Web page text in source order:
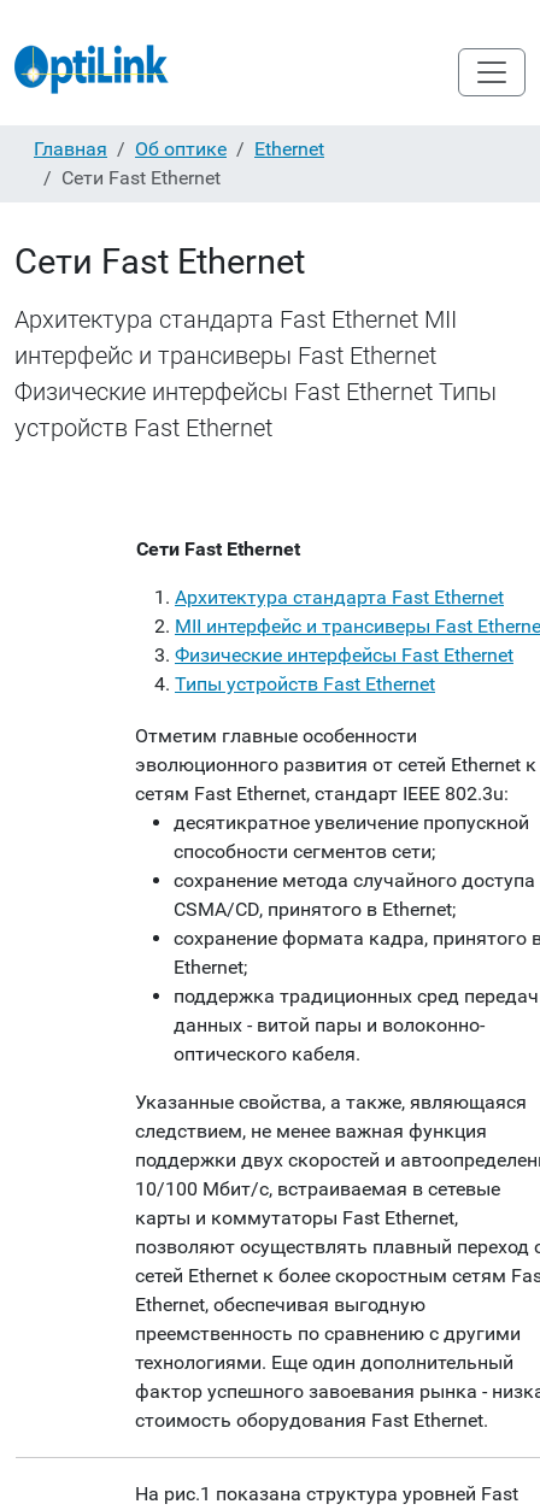
Главная Об оптике
Ethernet
Сети Fast Ethernet
Сети Fast Ethernet
Архитектура стандарта Fast Ethernet MII
интерфейс и трансиверы Fast Ethernet
Физические интерфейсы Fast Ethernet Типы
устройств Fast Ethernet
Сети Fast Ethernet
Архитектура стандарта Fast Ethernet
MII интерфейс и трансиверы Fast
Физические интерфейсы Fast Ethernet
Типы устройств Fast Ethernet
Отметим главные особенности
эволюционного развития от сетей Ethernet к
сетям Fast Ethernet, стандарт IEEE 802.3u:
десятикратное увеличение пропускной
способности сегментов сети;
сохранение метода случайного доступа
CSMA/CD, принятого в Ethernet;
сохранение формата кадра, принятого
Ethernet;
поддержка традиционных сред
данных - витой пары и волоконно-
оптического кабеля.
Указанные свойства, а также, являющаяся
следствием, не менее важная функция
поддержки двух скоростей и
10/100 Мбит/с, встраиваемая в сетевые
карты и коммутаторы Fast Ethernet,
позволяют осуществлять плавный переход
сетей Ethernet к более скоростным сетям
Ethernet, обеспечивая выгодную
преемственность по сравнению с другими
технологиями. Еще один дополнительный
фактор успешного завоевания рынка -
стоимость оборудования Fast Ethernet.
На рис.1 показана структура уровней Fast